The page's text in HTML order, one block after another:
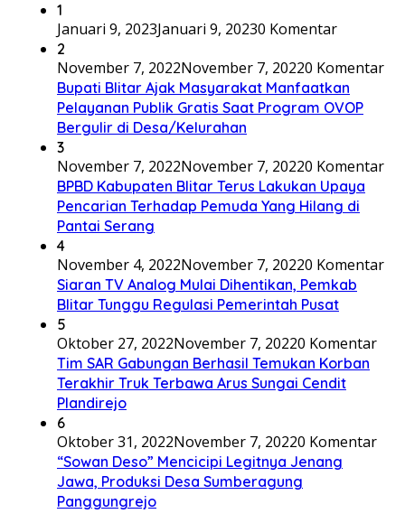
1
Januari 9, 2023Januari 9, 20230 Komentar
2
November 7, 2022November 7, 20220 Komentar
Bupati Blitar Ajak Masyarakat Manfaatkan
Pelayanan Publik Gratis Saat Program OVOP
Bergulir di Desa/Kelurahan
3
November 7, 2022November 7, 20220 Komentar
BPBD Kabupaten Blitar Terus Lakukan Upaya
Pencarian Terhadap Pemuda Yang Hilang di
Pantai Serang
4
November 4, 2022November 7, 20220 Komentar
Siaran TV Analog Mulai Dihentikan, Pemkab
Blitar Tunggu Regulasi Pemerintah Pusat
5
Oktober 27, 2022November 7, 20220 Komentar
Tim SAR Gabungan Berhasil Temukan Korban
Terakhir Truk Terbawa Arus Sungai Cendit
Plandirejo
6
Oktober 31, 2022November 7, 20220 Komentar
“Sowan Deso” Mencicipi Legitnya Jenang
Jawa, Produksi Desa Sumberagung
Panggungrejo